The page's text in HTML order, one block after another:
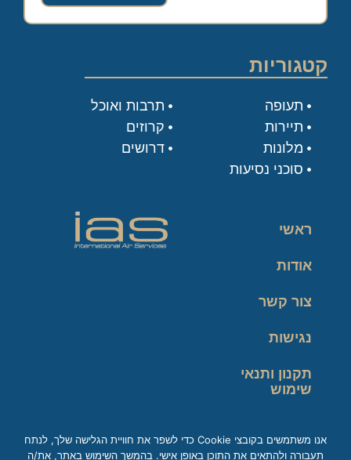
קטגוריות
תעופה
תיירות
מלונות
סוכני נסיעות
תרבות ואוכל
קרוזים
דרושים
ראשי
אודות
צור קשר
נגישות
תקנון ותנאי
שימוש
אנו משתמשים בקובצי Cookie כדי לשפר את חוויית הגלישה שלך, לנתח
תעבורה ולהתאים את התוכן באופן אישי. בהמשך השימוש באתר, את/ה